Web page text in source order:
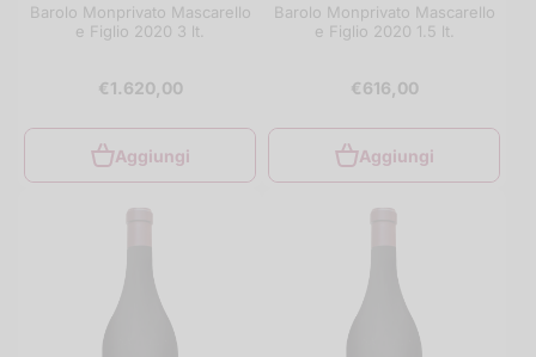
Barolo Monprivato Mascarello
e Figlio 2020 3 lt.
€1.620,00
Aggiungi
Barolo Monprivato Mascarello
e Figlio 2020 1.5 lt.
€616,00
Aggiungi